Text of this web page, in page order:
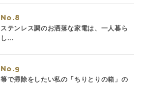
No.
ステンレス調のお洒落な家電は、一人暮ら
し...
No.
箒で掃除をしたい私の「ちりとりの箱」の